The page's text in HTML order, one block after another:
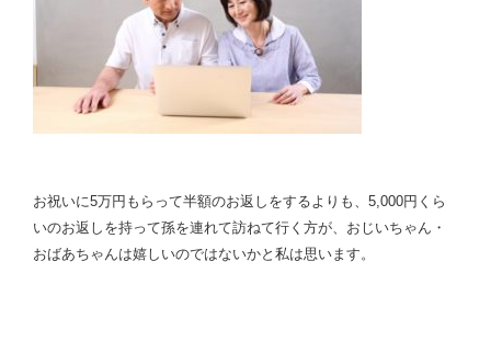
お祝いに5万円もらって半額のお返しをするよりも、5,000円くら
いのお返しを持って孫を連れて訪ねて行く方が、おじいちゃん・
おばあちゃんは嬉しいのではないかと私は思います。